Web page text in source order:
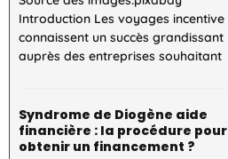
Introduction Les voyages incentive
connaissent un succès grandissant
auprès des entreprises souhaitant
Syndrome de Diogène aide
financière : la procédure pour
obtenir un financement ?